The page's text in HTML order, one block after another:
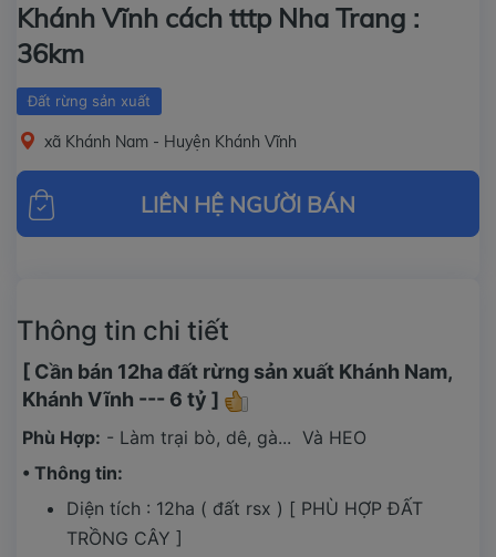
Khánh Vĩnh cách tttp Nha Trang :
36km
Đất rừng sản xuất
xã Khánh Nam - Huyện Khánh Vĩnh
LIÊN HỆ NGƯỜI BÁN
Thông tin chi tiết
[ Cần bán 12ha đất rừng sản xuất Khánh Nam,
Khánh Vĩnh --- 6 tỷ ]
Phù Hợp: - Làm trại bò, dê, gà... Và HEO
• Thông tin:
Diện tích : 12ha ( đất rsx ) [ PHÙ HỢP ĐẤT
TRỒNG CÂY ]